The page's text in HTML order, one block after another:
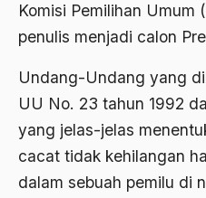
Komisi Pemilihan Umum
penulis menjadi calon
Undang-Undang yang
UU No. 23 tahun 1992
yang jelas-jelas
cacat tidak kehilangan
dalam sebuah pemilu di
1995
1994
1993
1992
1990
Ad-daulah
Adaptif Islam
Adat dan Syari'at
Adat Ngada